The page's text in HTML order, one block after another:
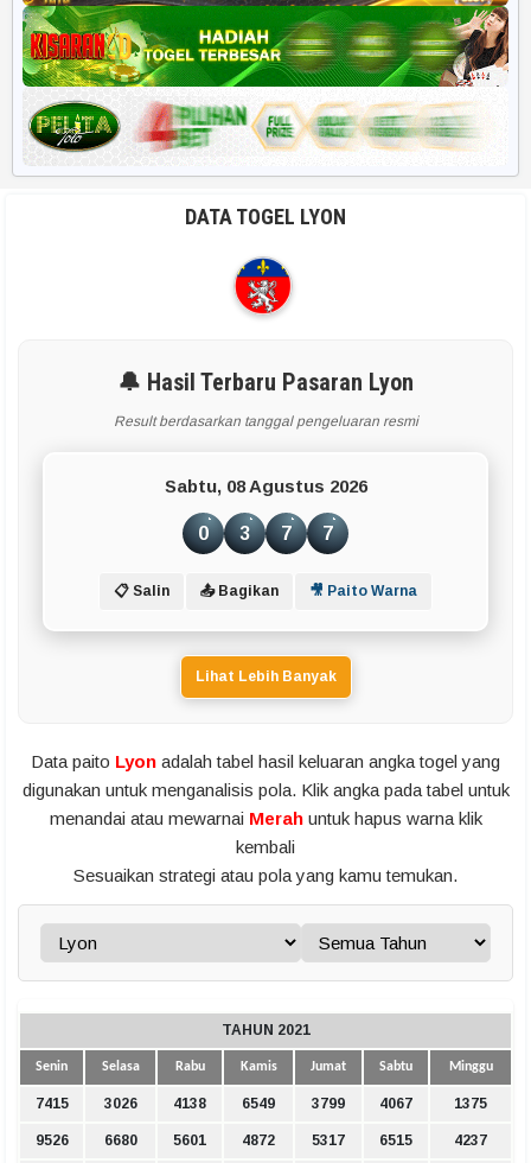
DATA TOGEL LYON
🔔 Hasil Terbaru Pasaran Lyon
Result berdasarkan tanggal pengeluaran resmi
Sabtu, 08 Agustus 2026
0 3 7 7
📋 Salin 📤 Bagikan 🎥 Paito Warna
Lihat Lebih Banyak
Data paito Lyon adalah tabel hasil keluaran angka togel yang
digunakan untuk menganalisis pola. Klik angka pada tabel untuk
menandai atau mewarnai Merahuntuk hapus warna klik
kembali
Sesuaikan strategi atau pola yang kamu temukan.
TAHUN 2021
Senin Selasa Rabu Kamis Jumat Sabtu Minggu
7415 3026 4138 6549 3799 4067 1375
9526 6680 5601 4872 5317 6515 4237